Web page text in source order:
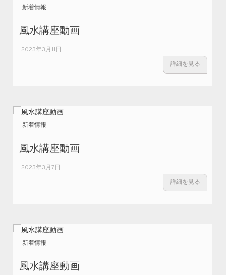
新着情報
風水講座動画
2023年3月11日
詳細を見る
新着情報
風水講座動画
2023年3月7日
詳細を見る
新着情報
風水講座動画